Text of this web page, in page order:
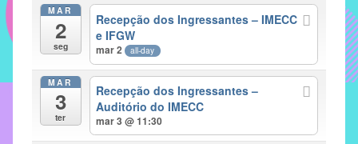
como
atribuição
implementar
mecanismos
proporcionem
MAR
2
seg
Recepção dos Ingressantes – IMECC
e IFGW
mar 2 all-day
MAR
3
ter
Recepção dos Ingressantes –
Auditório do IMECC
mar 3 @ 11:30